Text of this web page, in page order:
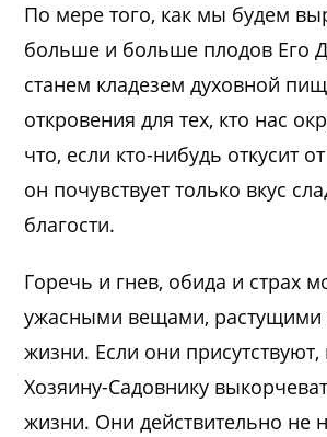
По мере того, как мы будем
больше и больше плодов Его
станем кладезем духовной
откровения для тех, кто нас
что, если кто-нибудь откусит
он почувствует только вкус
благости.
Горечь и гнев, обида и страх
ужасными вещами, растущими
жизни. Если они присутствуют,
Хозяину-Садовнику
жизни. Они действительно не